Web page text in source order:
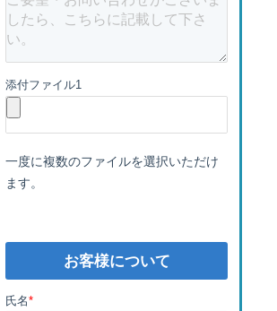
添付ファイル1
一度に複数のファイルを選択いただけ
ます。
お客様について
氏名*